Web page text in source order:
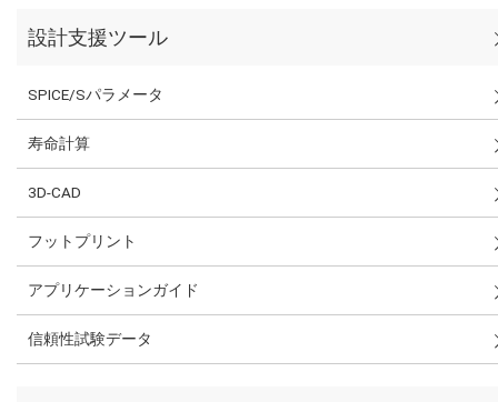
設計支援ツール
SPICE/Sパラメータ
寿命計算
3D-CAD
フットプリント
アプリケーションガイド
信頼性試験データ